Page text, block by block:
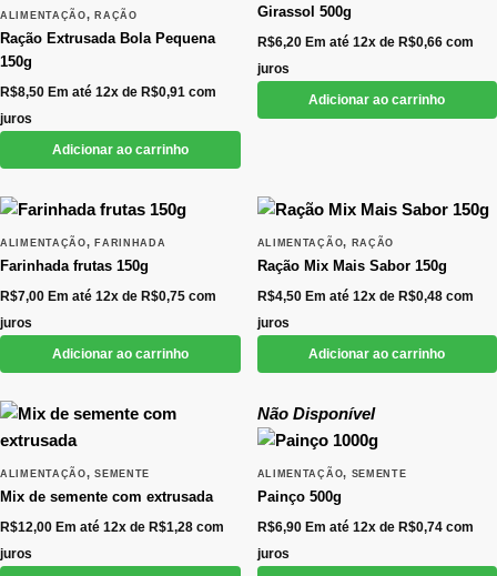
ALIMENTAÇÃO,RAÇÃO
Ração Extrusada Bola Pequena
150g
R$8,50 Em até 12x de R$0,91 com
juros
Adicionar ao carrinho
Girassol 500g
R$6,20 Em até 12x de R$0,66com
juros
Adicionar ao carrinho
ALIMENTAÇÃO,FARINHADA
Farinhada frutas 150g
R$7,00 Em até 12x de R$0,75 com
juros
Adicionar ao carrinho
ALIMENTAÇÃO, RAÇÃO
Ração Mix Mais Sabor 150g
R$4,50 Em até 12x de R$0,48com
juros
Adicionar ao carrinho
ALIMENTAÇÃO,SEMENTE
Mix de semente com extrusada
R$12,00 Em até 12x de R$1,28 com
juros
Não Disponível
ALIMENTAÇÃO, SEMENTE
Painço 500g
R$6,90 Em até 12x de R$0,74com
juros